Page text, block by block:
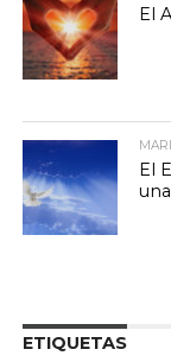
El
El
ETIQUETAS